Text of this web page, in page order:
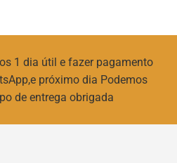
1 dia útil e fazer pagamento
próximo dia Podemos
de entrega obrigada